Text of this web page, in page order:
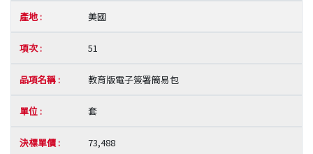
美國
51
教育版電子簽署簡易包
套
73,488